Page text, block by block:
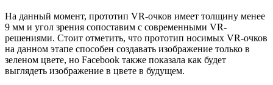
На данный момент, прототип VR-очков имеет толщину менее
9 мм и угол зрения сопоставим с современными VR-
решениями. Стоит отметить, что прототип носимых VR-очков
на данном этапе способен создавать изображение только в
зеленом цвете, но Facebook также показала как будет
выглядеть изображение в цвете в будущем.